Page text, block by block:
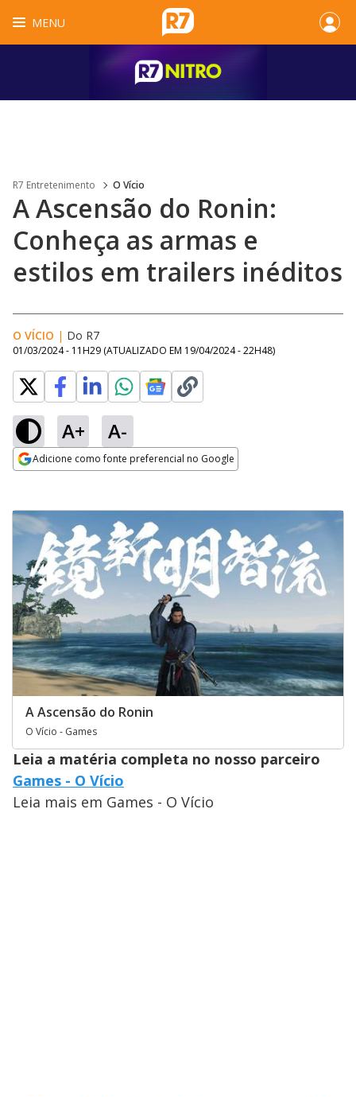
MENU
R7 Entretenimento O Vício
A Ascensão do Ronin:
Conheça as armas e
estilos em trailers inéditos
O VÍCIO | Do R7
01/03/2024 - 11H29 (ATUALIZADO EM 19/04/2024 - 22H48)
A+ A-
Adicione como fonte preferencial no Google
A Ascensão do Ronin
O Vício - Games
Leia a matéria completa no nosso parceiro
Games - O Vício
Leia mais em Games - O Vício